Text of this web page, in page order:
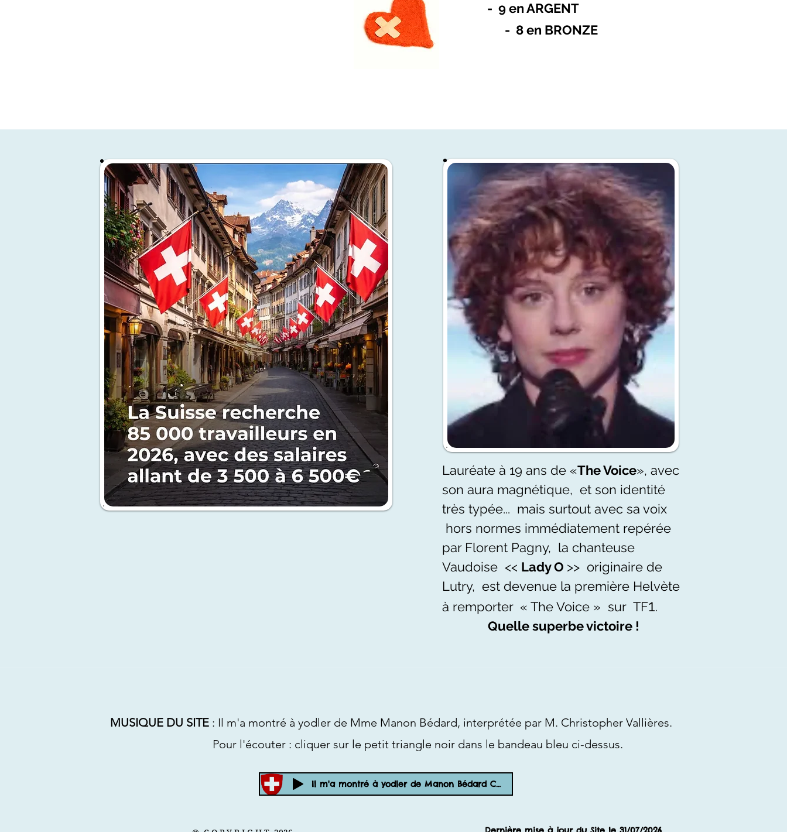
- 9 en ARGENT
- 8 en BRONZE
Lauréate à 19 ans de «The Voice», avec
son aura magnétique, et son identité
très typée... mais surtout avec sa voix
hors normes immédiatement repérée
par Florent Pagny, la chanteuse
Vaudoise << Lady O >> originaire de
Lutry, est devenue la première Helvète
à remporter « The Voice » sur TF1.
Quelle superbe victoire !
MUSIQUE DU SITE : Il m'a montré à yodler de Mme Manon Bédard, interprétée par M. Christopher Vallières.
Pour l'écouter : cliquer sur le petit triangle noir dans le bandeau bleu ci-dessus.
Il m'a montré à yodler de Manon Bédard Cover-bLu2Izmr7II-192k-1651914912031.mp